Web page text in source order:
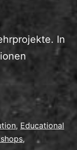
In
durch
Lehrportfolios
trotz
, Educational
,